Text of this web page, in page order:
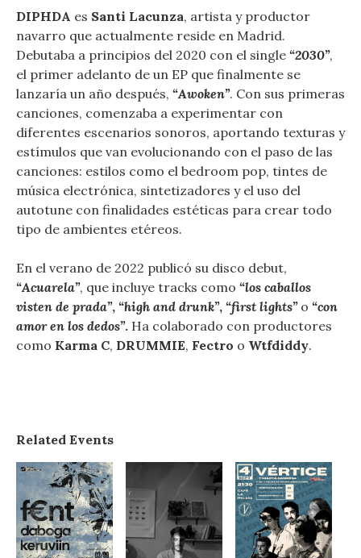
DIPHDA es Santi Lacunza, artista y productor
navarro que actualmente reside en Madrid.
Debutaba a principios del 2020 con el single “2030”,
el primer adelanto de un EP que finalmente se
lanzaría un año después, “Awoken”. Con sus primeras
canciones, comenzaba a experimentar con
diferentes escenarios sonoros, aportando texturas y
estímulos que van evolucionando con el paso de las
canciones: estilos como el bedroom pop, tintes de
música electrónica, sintetizadores y el uso del
autotune con finalidades estéticas para crear todo
tipo de ambientes etéreos.
En el verano de 2022 publicó su disco debut,
“Acuarela”, que incluye tracks como “los caballos
visten de prada”, “high and drunk”, “first lights” o “con
amor en los dedos”. Ha colaborado con productores
como Karma C, DRUMMIE, Fectro o Wtfdiddy.
Related Events